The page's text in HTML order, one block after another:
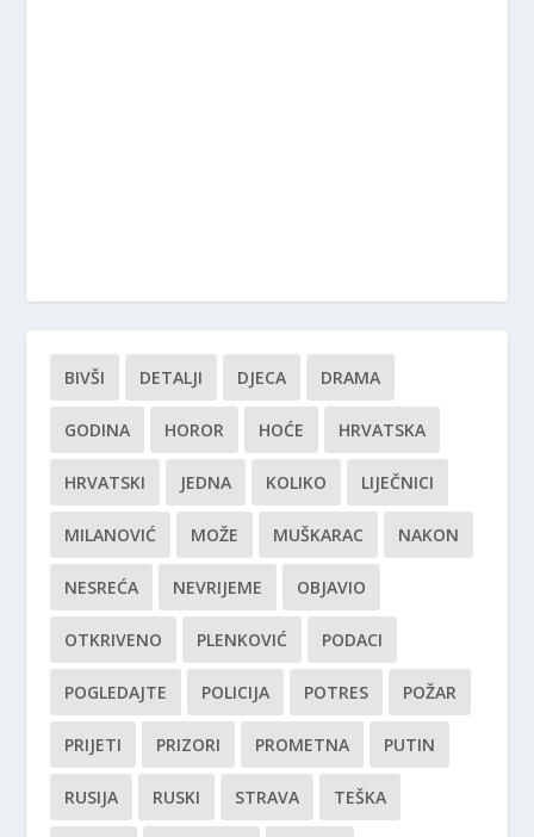
BIVŠI DETALJI DJECA DRAMA
GODINA HOROR HOĆE HRVATSKA
HRVATSKI JEDNA KOLIKO LIJEČNICI
MILANOVIĆ MOŽE MUŠKARAC NAKON
NESREĆA NEVRIJEME OBJAVIO
OTKRIVENO PLENKOVIĆ PODACI
POGLEDAJTE POLICIJA POTRES POŽAR
PRIJETI PRIZORI PROMETNA PUTIN
RUSIJA RUSKI STRAVA TEŠKA